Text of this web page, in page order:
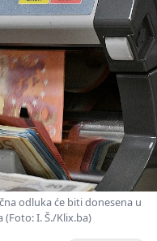
odluka će biti donesena u
(Foto: I. Š./Klix.ba)